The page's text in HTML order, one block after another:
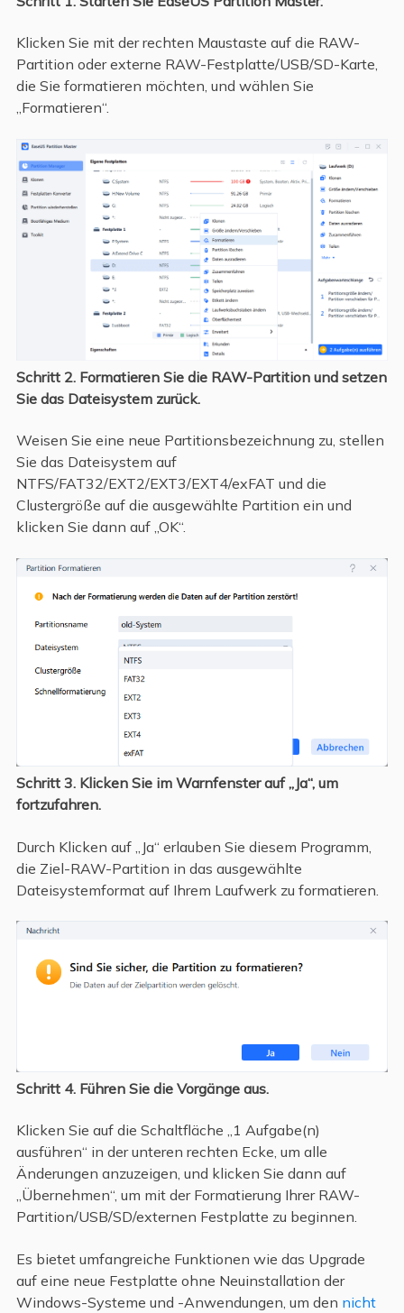
Klicken Sie mit der rechten Maustaste auf die RAW-
Partition oder externe RAW-Festplatte/USB/SD-Karte,
die Sie formatieren möchten, und wählen Sie
„Formatieren“.
Schritt 2. Formatieren Sie die RAW-Partition und setzen
Sie das Dateisystem zurück.
Weisen Sie eine neue Partitionsbezeichnung zu, stellen
Sie das Dateisystem auf
NTFS/FAT32/EXT2/EXT3/EXT4/exFAT und die
Clustergröße auf die ausgewählte Partition ein und
klicken Sie dann auf „OK“.
Schritt 3. Klicken Sie im Warnfenster auf „Ja“, um
fortzufahren.
Durch Klicken auf „Ja“ erlauben Sie diesem Programm,
die Ziel-RAW-Partition in das ausgewählte
Dateisystemformat auf Ihrem Laufwerk zu formatieren.
Schritt 4. Führen Sie die Vorgänge aus.
Klicken Sie auf die Schaltfläche „1 Aufgabe(n)
ausführen“ in der unteren rechten Ecke, um alle
Änderungen anzuzeigen, und klicken Sie dann auf
„Übernehmen“, um mit der Formatierung Ihrer RAW-
Partition/USB/SD/externen Festplatte zu beginnen.
Es bietet umfangreiche Funktionen wie das Upgrade
auf eine neue Festplatte ohne Neuinstallation der
Windows-Systeme und -Anwendungen, um den nicht